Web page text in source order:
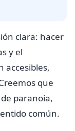
clara: hacer
y el
accesibles,
que
paranoia,
común.